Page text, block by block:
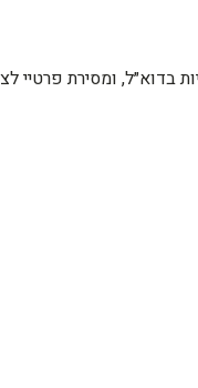
בדוא״ל, ומסירת